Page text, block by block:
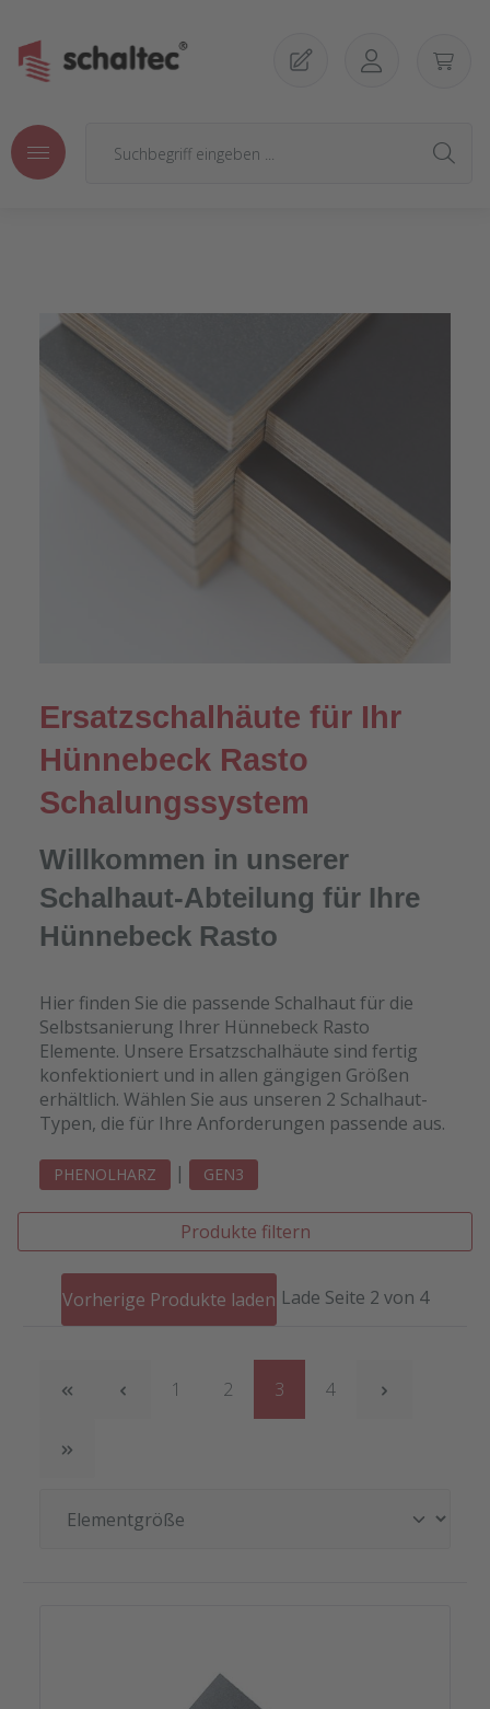
Ersatzschalhäute für Ihr
Hünnebeck Rasto
Schalungssystem
Willkommen in unserer
Schalhaut-Abteilung für Ihre
Hünnebeck Rasto
Hier finden Sie die passende Schalhaut für die
Selbstsanierung Ihrer Hünnebeck Rasto
Elemente. Unsere Ersatzschalhäute sind fertig
konfektioniert und in allen gängigen Größen
erhältlich. Wählen Sie aus unseren 2 Schalhaut-
Typen, die für Ihre Anforderungen passende aus.
PHENOLHARZ | GEN3
Produkte filtern
Vorherige Produkte laden Lade Seite 2 von 4
Seite
1 Seite
2 Seite
3 Seite
4